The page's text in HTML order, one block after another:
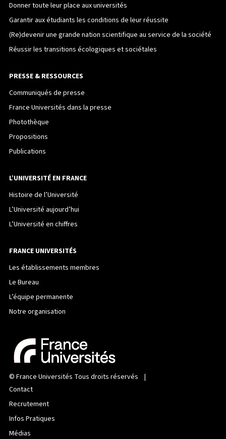
Donner toute leur place aux universités
Garantir aux étudiants les conditions de leur réussite
(Re)devenir une grande nation scientifique au service de la société
Réussir les transitions écologiques et sociétales
PRESSE & RESSOURCES
Communiqués de presse
France Universités dans la presse
Photothèque
Propositions
Publications
L’UNIVERSITÉ EN FRANCE
Histoire de l’Université
L’Université aujourd’hui
L’Université en chiffres
FRANCE UNIVERSITÉS
Les établissements membres
Le Bureau
L’équipe permanente
Notre organisation
© France Universités Tous droits réservés |
Contact
Recrutement
Infos Pratiques
Médias